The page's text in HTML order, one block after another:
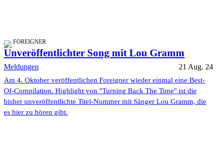
FOREIGNER
Unveröffentlichter Song mit Lou Gramm
Meldungen 21 Aug. 24
Am 4. Oktober veröffentlichen Foreigner wieder einmal eine Best-
Of-Compilation. Highlight von "Turning Back The Time" ist die
bisher unveröffentlichte Titel-Nummer mit Sänger Lou Gramm, die
es hier zu hören gibt.